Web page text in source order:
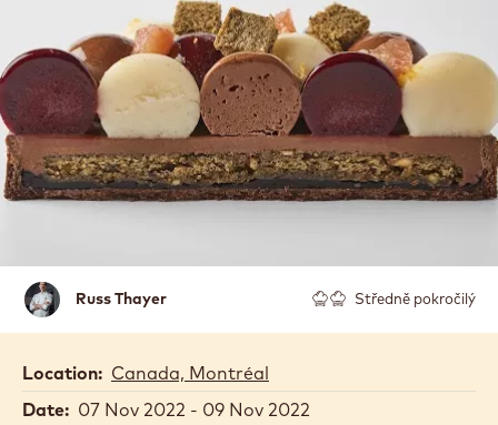
Russ
Thayer
Russ Thayer Středně pokročilý
Location: Canada, Montréal
Date: 07 Nov 2022 - 09 Nov 2022